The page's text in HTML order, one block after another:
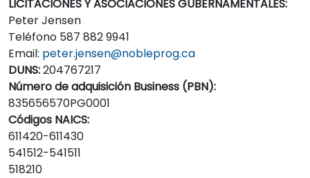
LICITACIONES Y ASOCIACIONES GUBERNAMENTALES:
Peter Jensen
Teléfono 587 882 9941
Email: peter.jensen@nobleprog.ca
DUNS:204767217
Número de adquisición Business (PBN):
835656570PG0001
Códigos NAICS:
611420-611430
541512-541511
518210